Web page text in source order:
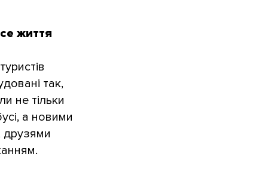
життя
так,
не тільки
а новими
друзями